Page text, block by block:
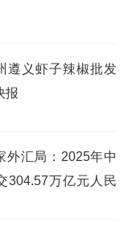
遵义虾子辣椒批发
报
外汇局：2025年中
304.57万亿元人民